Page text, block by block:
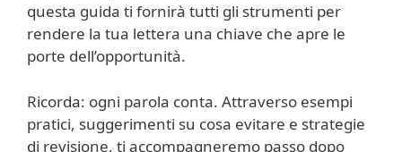
questa guida ti fornirà tutti gli strumenti per
rendere la tua lettera una chiave che apre le
porte dell’opportunità.
Ricorda: ogni parola conta. Attraverso esempi
pratici, suggerimenti su cosa evitare e strategie
di revisione, ti accompagneremo passo dopo